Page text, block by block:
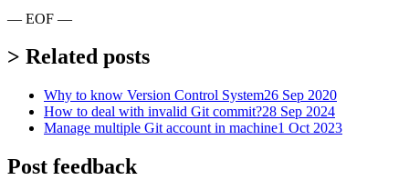
— EOF —
> Related posts
Why to know Version Control System26 Sep 2020
How to deal with invalid Git commit?28 Sep 2024
Manage multiple Git account in machine1 Oct 2023
Post feedback